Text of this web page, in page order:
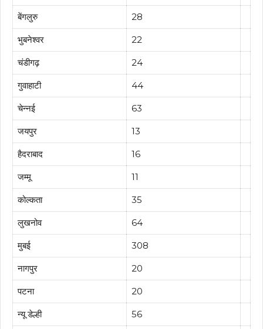
बेंगलुरु 28
भुबनेश्वर 22
चंडीगढ़ 24
गुवाहाटी 44
चेन्नई 63
जयपुर 13
हैदराबाद 16
जम्मू 11
कोल्कता 35
लुखनोव 64
मुबई 308
नागपुर 20
पटना 20
न्यू डेल्ही 56